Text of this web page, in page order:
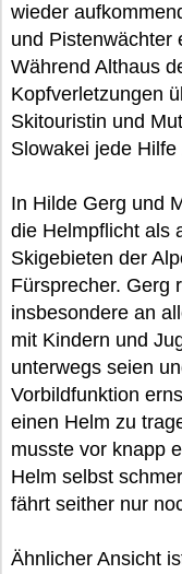
wieder
und Pistenwächter
Während Althaus
Kopfverletzungen
Skitouristin und
Slowakei jede Hilfe
In Hilde Gerg und
die Helmpflicht als
Skigebieten der
Fürsprecher. Gerg
insbesondere an
mit Kindern und
unterwegs seien
Vorbildfunktion
einen Helm zu
musste vor knapp
Helm selbst
fährt seither nur
Ähnlicher Ansicht